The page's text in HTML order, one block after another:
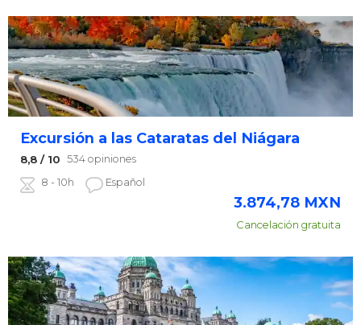
Excursión a las Cataratas del Niágara
8,8 / 10 534 opiniones
8 - 10h
Español
3.874,78 MXN
Cancelación gratuita